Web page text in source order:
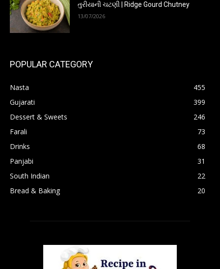
તુરીયાની ચટણી | Ridge Gourd Chutney
13/07/2026
POPULAR CATEGORY
Nasta
455
Gujarati
399
Dessert & Sweets
246
Farali
73
Drinks
68
Panjabi
31
South Indian
22
Bread & Baking
20